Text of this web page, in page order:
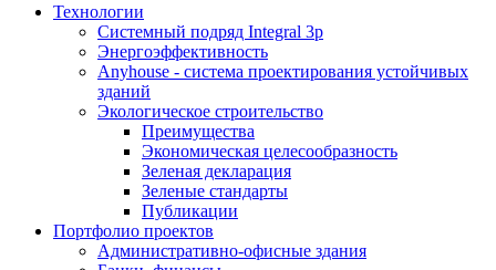
Технологии
Системный подряд Integral 3p
Энергоэффективность
Anyhouse - система проектирования устойчивых
зданий
Экологическое строительство
Преимущества
Экономическая целесообразность
Зеленая декларация
Зеленые стандарты
Публикации
Портфолио проектов
Административно-офисные здания